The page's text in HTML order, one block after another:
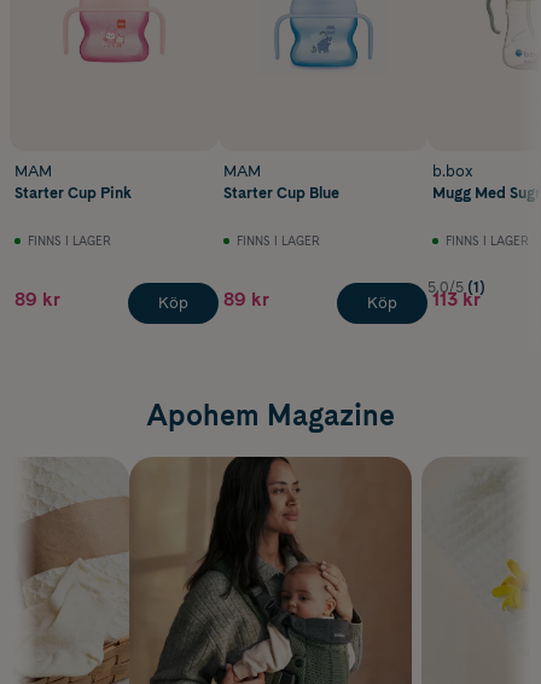
MAM
Starter Cup Pink
FINNS I LAGER
89 kr Köp
MAM
Starter Cup Blue
FINNS I LAGER
89 kr Köp
b.box
Mugg Med
FINNS I LAGER
5.0/5 (1)
113 kr
Apohem Magazine